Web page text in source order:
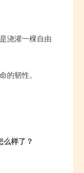
浇灌一棵自由
的韧性。
样了？